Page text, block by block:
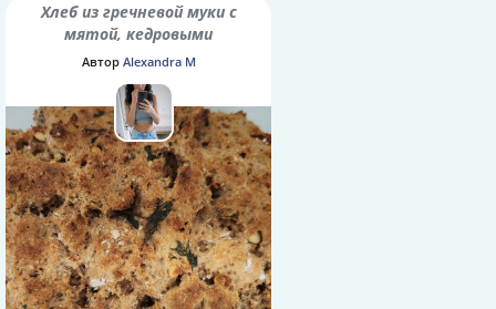
Хлеб из гречневой муки с
мятой, кедровыми
орешками и семенами
Автор Alexandra M